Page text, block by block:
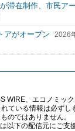
滞在制作、市民ア
アがオープン
2026
WIRE、エコノミ
ている情報は必ず
のではありません。
以下の配信元にご支